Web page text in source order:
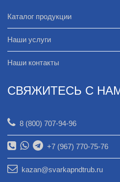
Каталог продукции
Наши услуги
Наши контакты
СВЯЖИТЕСЬ С
8 (800) 707-94-96
+7 (967) 770-75-76
kazan@svarkapndtrub.ru